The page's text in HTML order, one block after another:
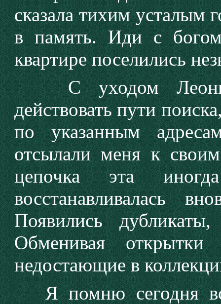
сказала тихим усталым
в память. Иди с
квартире поселились
С уходом Леонида
действовать пути
по указанным
отсылали меня к
цепочка эта
восстанавливалась
Появились
Обменивая
недостающие в
Я помню сегодня